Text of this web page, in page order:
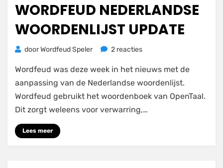
WORDFEUD NEDERLANDSE
WOORDENLIJST UPDATE
doorWordfeud Speler 2 reactiesop
NEDERLANDSE
WOORDENLIJST
UPDATE
Wordfeud was deze week in het nieuws met de
aanpassing van de Nederlandse woordenlijst.
Wordfeud gebruikt het woordenboek van OpenTaal.
Dit zorgt weleens voor verwarring,…
Lees meer